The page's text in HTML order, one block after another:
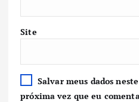
Site
Salvar meus dados
próxima vez que eu